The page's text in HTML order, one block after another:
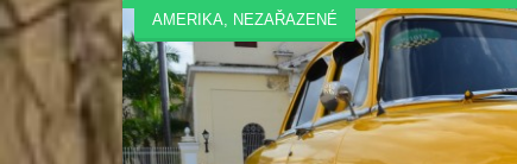
AMERIKA, NEZAŘAZENÉ